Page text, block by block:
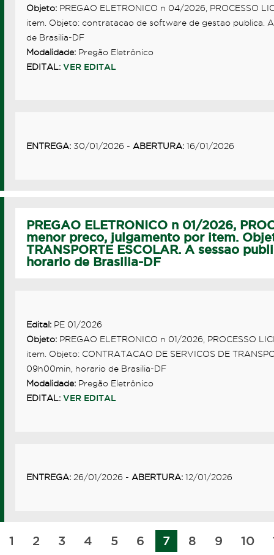
Objeto:PREGAO ELETRONICO n 04/2026, PROCESSO
item. Objeto: contratacao de software de gestao publica.
de Brasilia-DF
Modalidade:Pregão Eletrônico
EDITAL: VER EDITAL
ENTREGA:30/01/2026 - ABERTURA:16/01/2026
PREGAO ELETRONICO n 01/2026,
menor preco, julgamento por item.
TRANSPORTE ESCOLAR. A sessao
horario de Brasilia-DF
Edital:PE 01/2026
Objeto:PREGAO ELETRONICO n 01/2026, PROCESSO
item. Objeto: CONTRATACAO DE SERVICOS DE
09h00min, horario de Brasilia-DF
Modalidade:Pregão Eletrônico
EDITAL: VER EDITAL
ENTREGA:26/01/2026 - ABERTURA:12/01/2026
1 2 3 4 5 6 7 8 9 10